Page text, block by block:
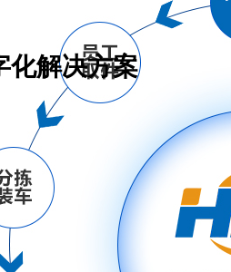
化解决方案